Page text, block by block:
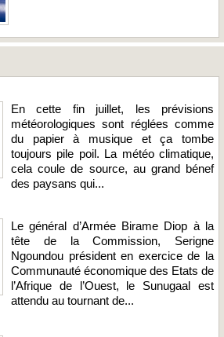
En cette fin juillet, les prévisions
météorologiques sont réglées comme
du papier à musique et ça tombe
toujours pile poil. La météo climatique,
cela coule de source, au grand bénef
des paysans qui...
Le général d’Armée Birame Diop à la
tête de la Commission, Serigne
Ngoundou président en exercice de la
Communauté économique des Etats de
l’Afrique de l’Ouest, le Sunugaal est
attendu au tournant de...